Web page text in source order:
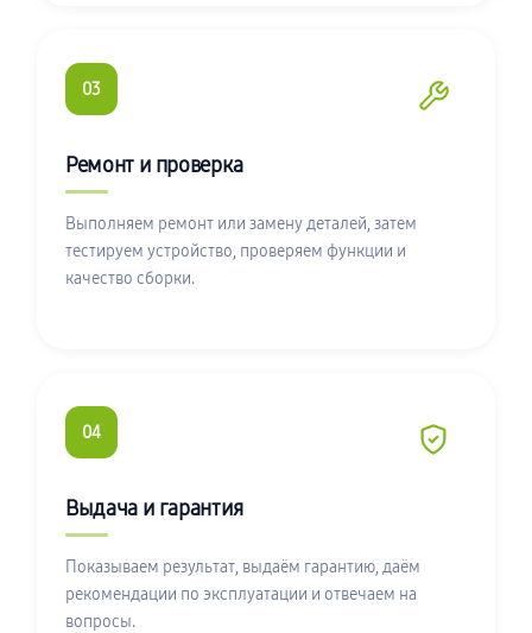
03
Ремонт и проверка
Выполняем ремонт или замену деталей, затем
тестируем устройство, проверяем функции и
качество сборки.
04
Выдача и гарантия
Показываем результат, выдаём гарантию, даём
рекомендации по эксплуатации и отвечаем на
вопросы.